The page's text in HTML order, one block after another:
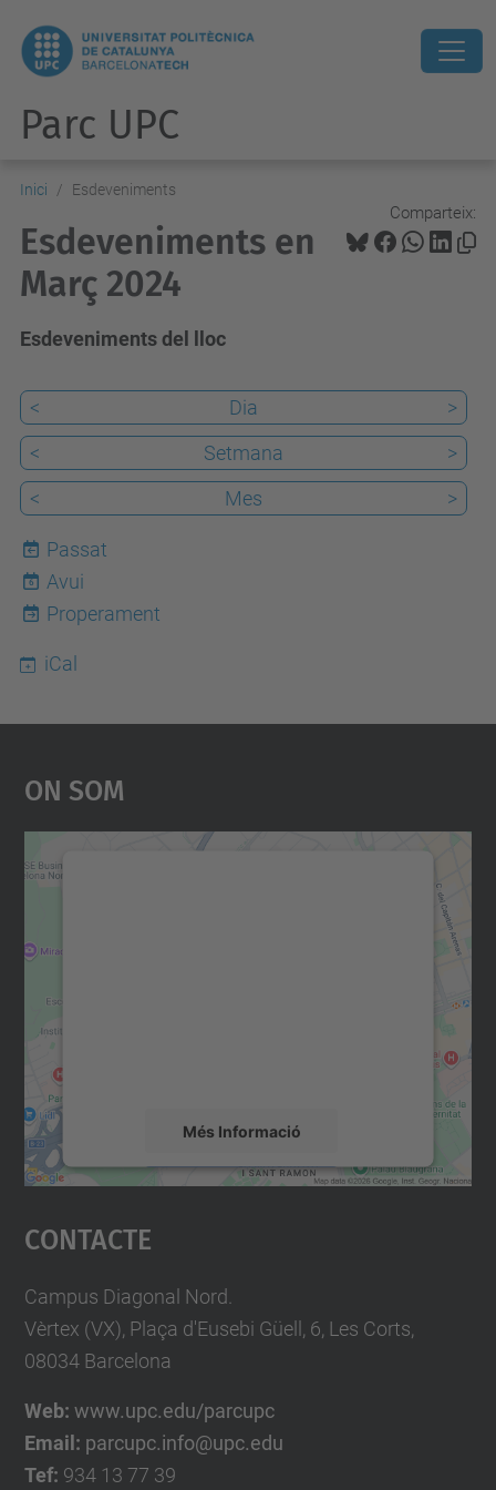
Parc UPC
Inici Esdeveniments
Comparteix:
Esdeveniments en
Març 2024
Esdeveniments del lloc
< Dia
>
<
Setmana
>
<
Mes >
Passat
6
Avui
Properament
iCal
On Som
Més Informació
Accepta
powered by
Contacte
Campus Diagonal Nord.
Vèrtex (VX), Plaça d'Eusebi Güell, 6, Les Corts,
08034 Barcelona
Web: www.upc.edu/parcupc
Email: parcupc.info@upc.edu
Tef: 934 13 77 39